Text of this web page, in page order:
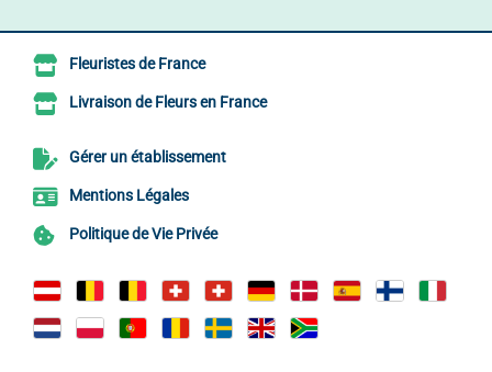
Fleuristes de France
Livraison de Fleurs en France
Gérer un établissement
Mentions Légales
Politique de Vie Privée